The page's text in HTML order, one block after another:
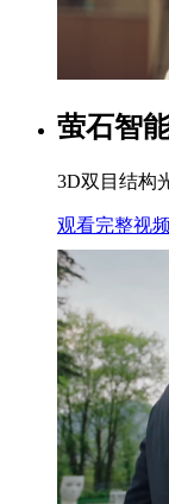
萤石智
3D双目结构
观看完整视频